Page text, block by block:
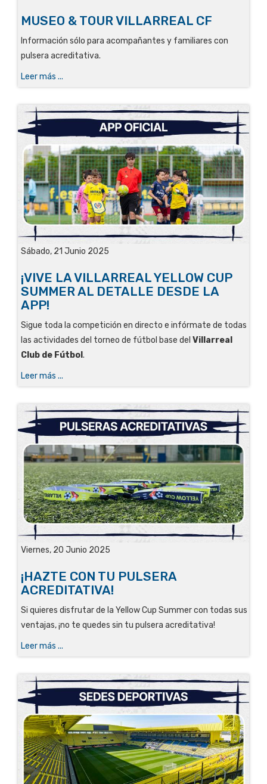
MUSEO & TOUR VILLARREAL CF
Información sólo para acompañantes y familiares con
pulsera acreditativa.
Leer más ...
Sábado, 21 Junio 2025
¡VIVE LA VILLARREAL YELLOW CUP
SUMMER AL DETALLE DESDE LA
APP!
Sigue toda la competición en directo e infórmate de todas
las actividades del torneo de fútbol base del Villarreal
Club de Fútbol .
Leer más ...
Viernes, 20 Junio 2025
¡HAZTE CON TU PULSERA
ACREDITATIVA!
Si quieres disfrutar de la Yellow Cup Summer con todas sus
ventajas, ¡no te quedes sin tu pulsera acreditativa!
Leer más ...